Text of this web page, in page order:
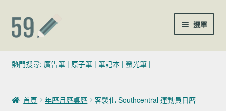
跳至導覽列
跳至主要內容 選單
(02)7729-4140
聯絡我們
熱門搜尋: 廣告筆| 原子筆| 筆記本| 螢光筆|
首頁 年曆月曆桌曆 客製化 Southcentral 運動員日曆